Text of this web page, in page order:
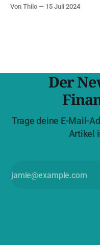
mathematischen Details
Von Thilo 15 Juli 2024
Der
Trage deine E-Mail-
Artikel